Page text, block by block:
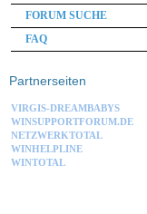
FORUM SUCHE
FAQ
Partnerseiten
VIRGIS-DREAMBABYS
WINSUPPORTFORUM.DE
NETZWERKTOTAL
WINHELPLINE
WINTOTAL